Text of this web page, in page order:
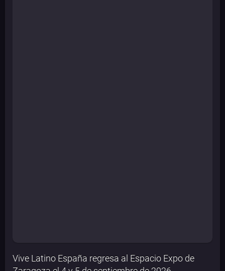
Vive Latino España regresa al Espacio Expo de